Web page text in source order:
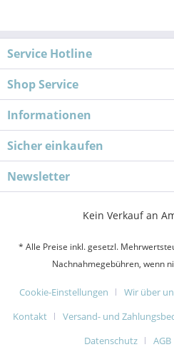
Service Hotline
Shop Service
Informationen
Sicher einkaufen
Newsletter
Kein Verkauf an
* Alle Preise inkl. gesetzl.
Nachnahmegebühren, wenn
Cookie-Einstellungen Wir über
Kontakt
Versand- und
Datenschutz
AGB